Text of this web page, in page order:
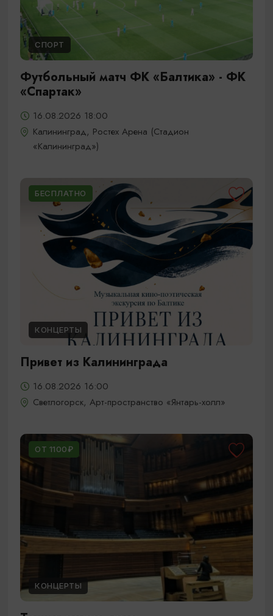
СПОРТ
Футбольный матч ФК «Балтика» - ФК
«Спартак»
16.08.2026 18:00
Калининград, Ростех Арена (Стадион
«Калининград»)
БЕСПЛАТНО
КОНЦЕРТЫ
Привет из Калининграда
16.08.2026 16:00
Светлогорск, Арт-пространство «Янтарь-холл»
ОТ 1100₽
КОНЦЕРТЫ